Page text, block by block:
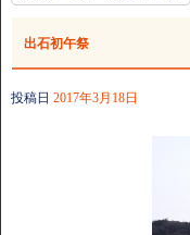
出石初午祭
投稿日 2017年3月18日